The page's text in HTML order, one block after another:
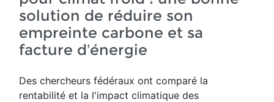
solution de réduire son
empreinte carbone et sa
facture d’énergie
Des chercheurs fédéraux ont comparé la
rentabilité et la l'impact climatique des